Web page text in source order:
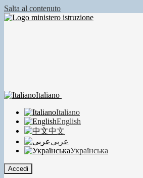
Salta al contenuto
Italiano
Italiano
English
中文
عربى
Українська
Accedi